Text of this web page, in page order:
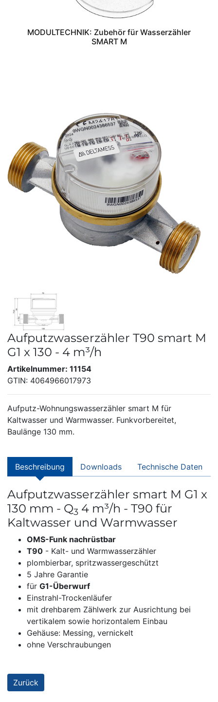
MODULTECHNIK: Zubehör für Wasserzähler
SMART M
Aufputzwasserzähler T90 smart M
G1 x 130 - 4 m³/h
Artikelnummer: 11154
GTIN: 4064966017973
Aufputz-Wohnungswasserzähler smart M für
Kaltwasser und Warmwasser. Funkvorbereitet,
Baulänge 130 mm.
Beschreibung Downloads Technische Daten
Aufputzwasserzähler smart M G1 x
130 mm - Q3 4 m³/h - T90 für
Kaltwasser und Warmwasser
OMS-Funk nachrüstbar
T90 - Kalt- und Warmwasserzähler
plombierbar, spritzwassergeschützt
5 Jahre Garantie
für G1-Überwurf
Einstrahl-Trockenläufer
mit drehbarem Zählwerk zur Ausrichtung bei
vertikalem sowie horizontalem Einbau
Gehäuse: Messing, vernickelt
ohne Verschraubungen
Zurück